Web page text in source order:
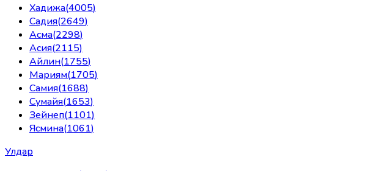
Хадижа(4005)
Садия(2649)
Асма(2298)
Асия(2115)
Айлин(1755)
Мариям(1705)
Самия(1688)
Сумайя(1653)
Зейнеп(1101)
Ясмина(1061)
Улдар